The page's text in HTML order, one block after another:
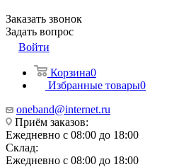
Заказать звонок
Задать вопрос
Войти
Корзина0
Избранные товары0
oneband@internet.ru
Приём заказов:
Ежедневно с 08:00 до 18:00
Склад:
Ежедневно с 08:00 до 18:00